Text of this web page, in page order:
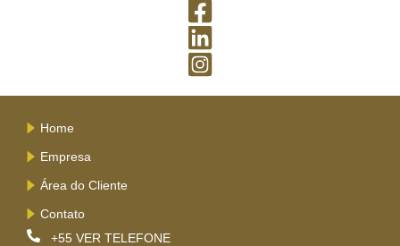
Home
Empresa
Área do Cliente
Contato
+55 VER TELEFONE